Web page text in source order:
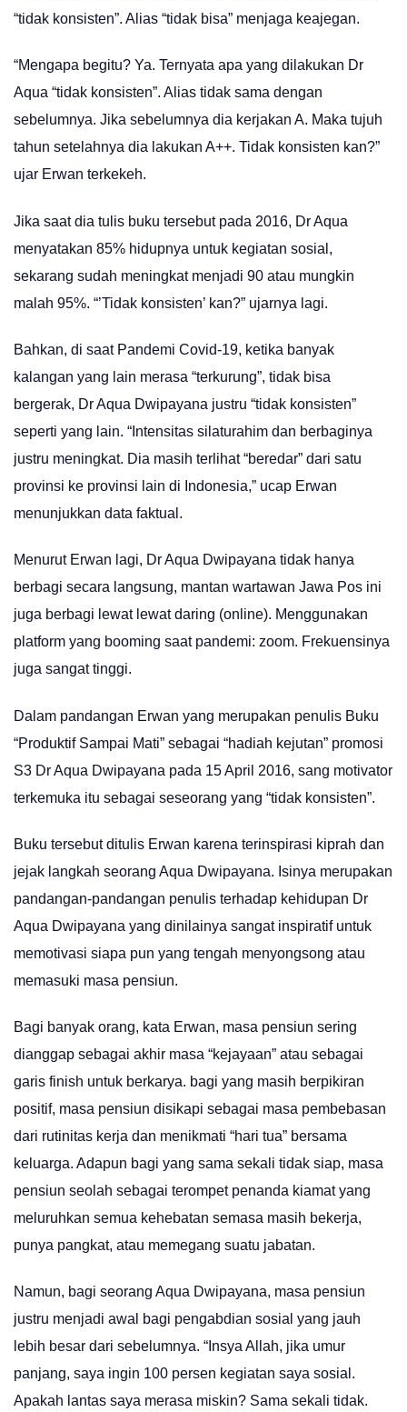
“tidak konsisten”. Alias “tidak bisa” menjaga keajegan.
“Mengapa begitu? Ya. Ternyata apa yang dilakukan Dr
Aqua “tidak konsisten”. Alias tidak sama dengan
sebelumnya. Jika sebelumnya dia kerjakan A. Maka tujuh
tahun setelahnya dia lakukan A++. Tidak konsisten kan?”
ujar Erwan terkekeh.
Jika saat dia tulis buku tersebut pada 2016, Dr Aqua
menyatakan 85% hidupnya untuk kegiatan sosial,
sekarang sudah meningkat menjadi 90 atau mungkin
malah 95%. “’Tidak konsisten’ kan?” ujarnya lagi.
Bahkan, di saat Pandemi Covid-19, ketika banyak
kalangan yang lain merasa “terkurung”, tidak bisa
bergerak, Dr Aqua Dwipayana justru “tidak konsisten”
seperti yang lain. “Intensitas silaturahim dan berbaginya
justru meningkat. Dia masih terlihat “beredar” dari satu
provinsi ke provinsi lain di Indonesia,” ucap Erwan
menunjukkan data faktual.
Menurut Erwan lagi, Dr Aqua Dwipayana tidak hanya
berbagi secara langsung, mantan wartawan Jawa Pos ini
juga berbagi lewat lewat daring (online). Menggunakan
platform yang booming saat pandemi: zoom. Frekuensinya
juga sangat tinggi.
Dalam pandangan Erwan yang merupakan penulis Buku
“Produktif Sampai Mati” sebagai “hadiah kejutan” promosi
S3 Dr Aqua Dwipayana pada 15 April 2016, sang motivator
terkemuka itu sebagai seseorang yang “tidak konsisten”.
Buku tersebut ditulis Erwan karena terinspirasi kiprah dan
jejak langkah seorang Aqua Dwipayana. Isinya merupakan
pandangan-pandangan penulis terhadap kehidupan Dr
Aqua Dwipayana yang dinilainya sangat inspiratif untuk
memotivasi siapa pun yang tengah menyongsong atau
memasuki masa pensiun.
Bagi banyak orang, kata Erwan, masa pensiun sering
dianggap sebagai akhir masa “kejayaan” atau sebagai
garis finish untuk berkarya. bagi yang masih berpikiran
positif, masa pensiun disikapi sebagai masa pembebasan
dari rutinitas kerja dan menikmati “hari tua” bersama
keluarga. Adapun bagi yang sama sekali tidak siap, masa
pensiun seolah sebagai terompet penanda kiamat yang
meluruhkan semua kehebatan semasa masih bekerja,
punya pangkat, atau memegang suatu jabatan.
Namun, bagi seorang Aqua Dwipayana, masa pensiun
justru menjadi awal bagi pengabdian sosial yang jauh
lebih besar dari sebelumnya. “Insya Allah, jika umur
panjang, saya ingin 100 persen kegiatan saya sosial.
Apakah lantas saya merasa miskin? Sama sekali tidak.